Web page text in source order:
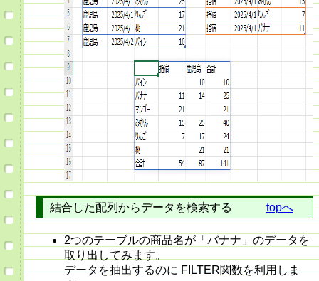
結合した配列からデータを検索する topへ
2つのテーブルの商品名が「バナナ」のデータを
取り出してみます。
データを抽出するのに FILTER関数を利用しま